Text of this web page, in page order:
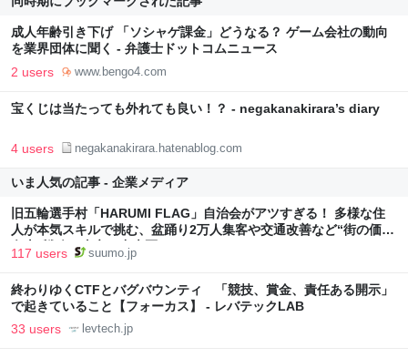
成人年齢引き下げ 「ソシャゲ課金」どうなる？ ゲーム会社の動向
を業界団体に聞く - 弁護士ドットコムニュース
2 users www.bengo4.com
宝くじは当たっても外れても良い！？ - negakanakirara’s diary
4 users negakanakirara.hatenablog.com
いま人気の記事 - 企業メディア
旧五輪選手村「HARUMI FLAG」自治会がアツすぎる！ 多様な住
人が本気スキルで挑む、盆踊り2万人集客や交通改善など“街の価値
向上”戦略 東京・中央区
117 users suumo.jp
終わりゆくCTFとバグバウンティ 「競技、賞金、責任ある開示」
で起きていること【フォーカス】 - レバテックLAB
33 users levtech.jp